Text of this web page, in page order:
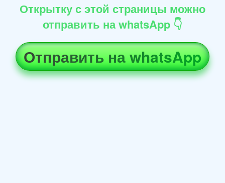
Открытку с этой страницы можно
отправить на whatsApp 👇
Отправить на whatsApp